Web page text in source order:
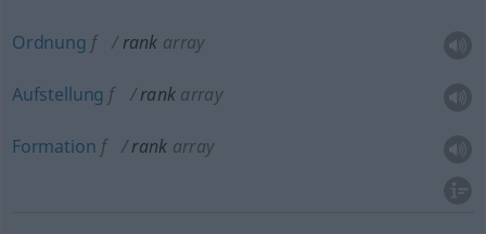
Ordnung f rank array
Aufstellung f rank array
Formation f rank array